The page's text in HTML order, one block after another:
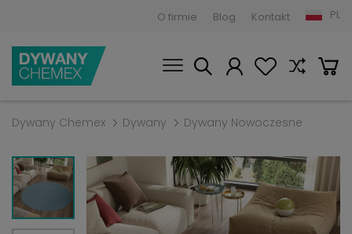
O firmie Blog Kontakt PL
Dywany Chemex Dywany Dywany Nowoczesne